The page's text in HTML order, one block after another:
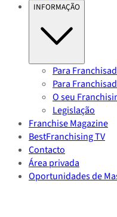
INFORMAÇÃO
Para
Para
O seu
Legislação
Franchise Magazine
BestFranchising TV
Contacto
Área privada
Oportunidades de